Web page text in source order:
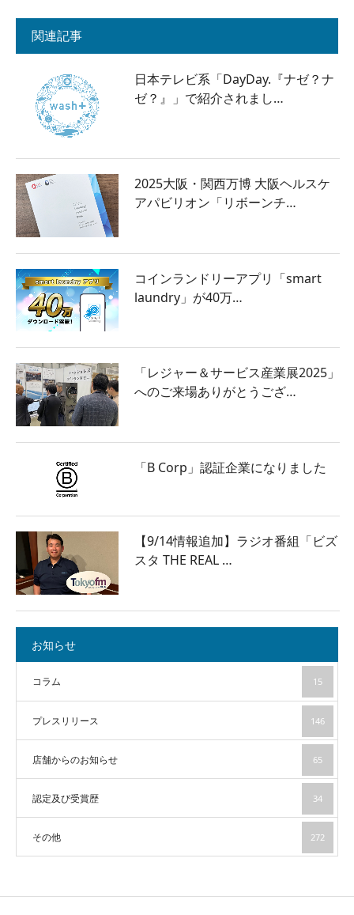
関連記事
日本テレビ系「DayDay.『ナゼ？ナ
ゼ？』」で紹介されまし…
2025大阪・関西万博 大阪ヘルスケ
アパビリオン「リボーンチ…
コインランドリーアプリ「smart
laundry」が40万…
「レジャー＆サービス産業展2025」
へのご来場ありがとうござ…
「B Corp」認証企業になりました
【9/14情報追加】ラジオ番組「ビズ
スタ THE REAL …
お知らせ
コラム 15
プレスリリース 146
店舗からのお知らせ 65
認定及び受賞歴 34
その他 272